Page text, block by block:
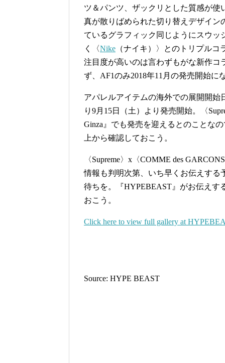
ツ＆パンツ、ザックリとした質感が
真が散りばめられた切り替えデザイ
ているグラフィック同じようにスウ
く〈Nike （ナイキ）〉とのトリプルコ
注目度が高いのは言わずもがな新作コ
ず、AF1のみ2018年11月の発売開始に
アパレルアイテムの海外での展開開始
り9月15日（土）より発売開始。〈
Ginza』でも発売を迎えるとのことな
上から確認しておこう。
〈Supreme〉x〈COMME des
情報も判明次第、いち早くお伝えす
待ちを。『HYPEBEAST』がお伝えす
おこう。
Click here to view full gallery at
Source: HYPE BEAST